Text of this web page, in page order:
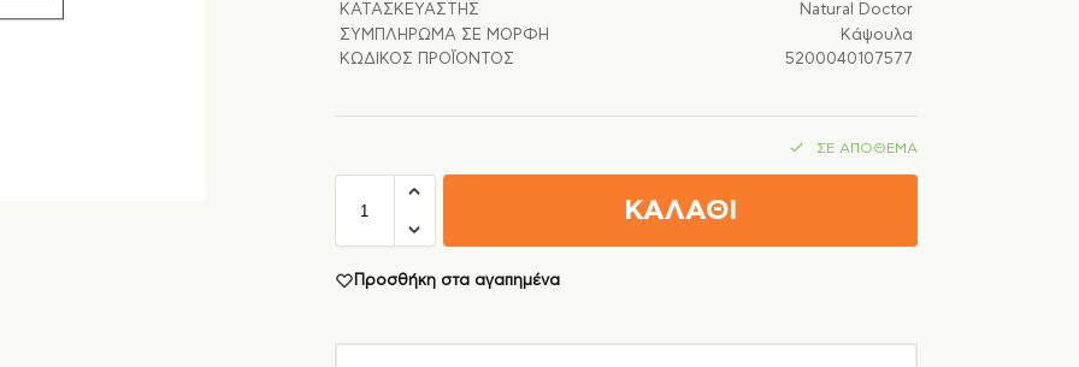
ΚΑΤΑΣΚΕΥΑΣΤΉΣ
Natural Doctor
ΣΥΜΠΛΉΡΩΜΑ ΣΕ ΜΟΡΦΉ
Κάψουλα
ΚΩΔΙΚΌΣ ΠΡΟΪΌΝΤΟΣ
5200040107577
ΣΕ ΑΠΌΘΕΜΑ
ΚΑΛΑΘΙ
Προσθήκη στα αγαπημένα